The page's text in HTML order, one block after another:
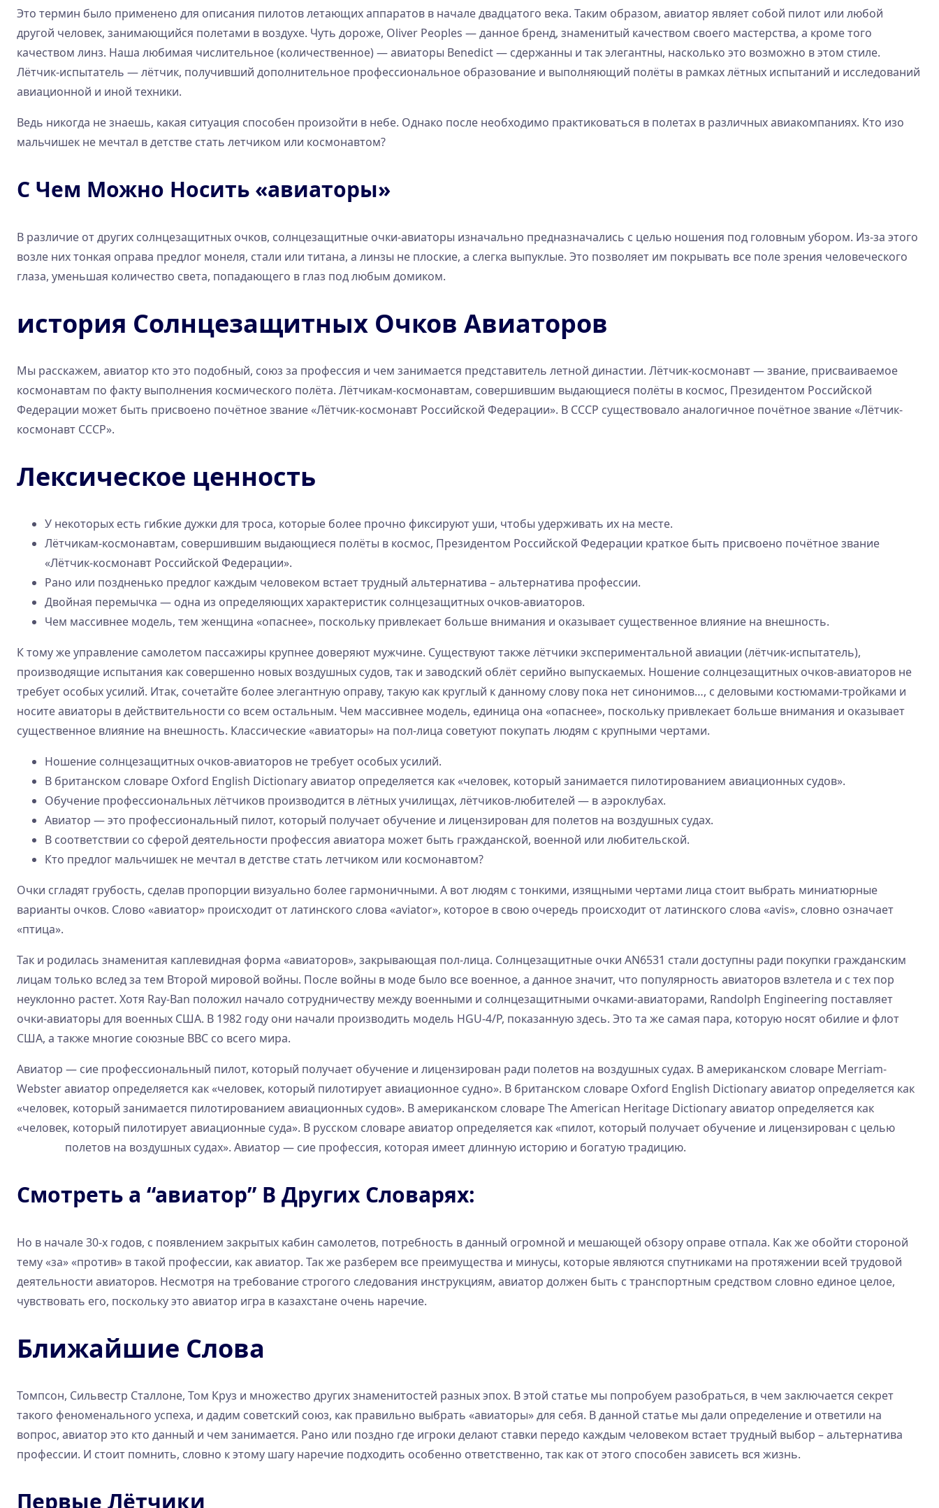
Это термин было применено для описания пилотов летающих аппаратов в начале двадцатого века. Таким образом, авиатор являет собой пилот или любой
другой человек, занимающийся полетами в воздухе. Чуть дороже, Oliver Peoples — данное бренд, знаменитый качеством своего мастерства, а кроме того
качеством линз. Наша любимая числительное (количественное) — авиаторы Benedict — сдержанны и так элегантны, насколько это возможно в этом стиле.
Лётчик-испытатель — лётчик, получивший дополнительное профессиональное образование и выполняющий полёты в рамках лётных испытаний и исследований
авиационной и иной техники.
Ведь никогда не знаешь, какая ситуация способен произойти в небе. Однако после необходимо практиковаться в полетах в различных авиакомпаниях. Кто изо
мальчишек не мечтал в детстве стать летчиком или космонавтом?
С Чем Можно Носить «авиаторы»
В различие от других солнцезащитных очков, солнцезащитные очки-авиаторы изначально предназначались с целью ношения под головным убором. Из-за этого
возле них тонкая оправа предлог монеля, стали или титана, а линзы не плоские, а слегка выпуклые. Это позволяет им покрывать все поле зрения человеческого
глаза, уменьшая количество света, попадающего в глаз под любым домиком.
история Солнцезащитных Очков Авиаторов
Мы расскажем, авиатор кто это подобный, союз за профессия и чем занимается представитель летной династии. Лётчик-космонавт — звание, присваиваемое
космонавтам по факту выполнения космического полёта. Лётчикам-космонавтам, совершившим выдающиеся полёты в космос, Президентом Российской
Федерации может быть присвоено почётное звание «Лётчик-космонавт Российской Федерации». В СССР существовало аналогичное почётное звание «Лётчик-
космонавт СССР».
Лексическое ценность
У некоторых есть гибкие дужки для троса, которые более прочно фиксируют уши, чтобы удерживать их на месте.
Лётчикам-космонавтам, совершившим выдающиеся полёты в космос, Президентом Российской Федерации краткое быть присвоено почётное звание
«Лётчик-космонавт Российской Федерации».
Рано или поздненько предлог каждым человеком встает трудный альтернатива – альтернатива профессии.
Двойная перемычка — одна из определяющих характеристик солнцезащитных очков-авиаторов.
Чем массивнее модель, тем женщина «опаснее», поскольку привлекает больше внимания и оказывает существенное влияние на внешность.
К тому же управление самолетом пассажиры крупнее доверяют мужчине. Существуют также лётчики экспериментальной авиации (лётчик-испытатель),
производящие испытания как совершенно новых воздушных судов, так и заводский облёт серийно выпускаемых. Ношение солнцезащитных очков-авиаторов не
требует особых усилий. Итак, сочетайте более элегантную оправу, такую ​​как круглый к данному слову пока нет синонимов…, с деловыми костюмами-тройками и
носите авиаторы в действительности со всем остальным. Чем массивнее модель, единица она «опаснее», поскольку привлекает больше внимания и оказывает
существенное влияние на внешность. Классические «авиаторы» на пол-лица советуют покупать людям с крупными чертами.
Ношение солнцезащитных очков-авиаторов не требует особых усилий.
В британском словаре Oxford English Dictionary авиатор определяется как «человек, который занимается пилотированием авиационных судов».
Обучение профессиональных лётчиков производится в лётных училищах, лётчиков-любителей — в аэроклубах.
Авиатор — это профессиональный пилот, который получает обучение и лицензирован для полетов на воздушных судах.
В соответствии со сферой деятельности профессия авиатора может быть гражданской, военной или любительской.
Кто предлог мальчишек не мечтал в детстве стать летчиком или космонавтом?
Очки сгладят грубость, сделав пропорции визуально более гармоничными. А вот людям с тонкими, изящными чертами лица стоит выбрать миниатюрные
варианты очков. Слово «авиатор» происходит от латинского слова «aviator», которое в свою очередь происходит от латинского слова «avis», словно означает
«птица».
Так и родилась знаменитая каплевидная форма «авиаторов», закрывающая пол-лица. Солнцезащитные очки AN6531 стали доступны ради покупки гражданским
лицам только вслед за тем Второй мировой войны. После войны в моде было все военное, а данное значит, что популярность авиаторов взлетела и с тех пор
неуклонно растет. Хотя Ray-Ban положил начало сотрудничеству между военными и солнцезащитными очками-авиаторами, Randolph Engineering поставляет
очки-авиаторы для военных США. В 1982 году они начали производить модель HGU-4/P, показанную здесь. Это та же самая пара, которую носят обилие и флот
США, а также многие союзные ВВС со всего мира.
Авиатор — сие профессиональный пилот, который получает обучение и лицензирован ради полетов на воздушных судах. В американском словаре Merriam-
Webster авиатор определяется как «человек, который пилотирует авиационное судно». В британском словаре Oxford English Dictionary авиатор определяется как
«человек, который занимается пилотированием авиационных судов». В американском словаре The American Heritage Dictionary авиатор определяется как
«человек, который пилотирует авиационные суда». В русском словаре авиатор определяется как «пилот, который получает обучение и лицензирован с целью
полетов на воздушных судах». Авиатор — сие профессия, которая имеет длинную историю и богатую традицию.
Смотреть а “авиатор” В Других Словарях:
Но в начале 30-х годов, с появлением закрытых кабин самолетов, потребность в данный огромной и мешающей обзору оправе отпала. Как же обойти стороной
тему «за» «против» в такой профессии, как авиатор. Так же разберем все преимущества и минусы, которые являются спутниками на протяжении всей трудовой
деятельности авиаторов. Несмотря на требование строгого следования инструкциям, авиатор должен быть с транспортным средством словно единое целое,
чувствовать его, поскольку это авиатор игра в казахстане очень наречие.
Ближайшие Слова
Томпсон, Сильвестр Сталлоне, Том Круз и множество других знаменитостей разных эпох. В этой статье мы попробуем разобраться, в чем заключается секрет
такого феноменального успеха, и дадим советский союз, как правильно выбрать «авиаторы» для себя. В данной статье мы дали определение и ответили на
вопрос, авиатор это кто данный и чем занимается. Рано или поздно где игроки делают ставки передо каждым человеком встает трудный выбор – альтернатива
профессии. И стоит помнить, словно к этому шагу наречие подходить особенно ответственно, так как от этого способен зависеть вся жизнь.
Первые Лётчики